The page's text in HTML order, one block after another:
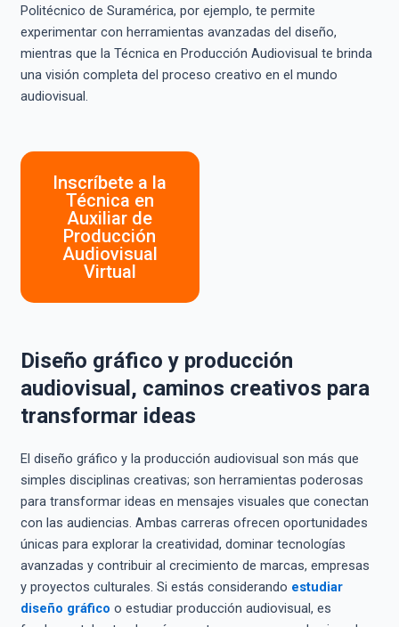
Politécnico de Suramérica, por ejemplo, te permite
experimentar con herramientas avanzadas del diseño,
mientras que la Técnica en Producción Audiovisual te brinda
una visión completa del proceso creativo en el mundo
audiovisual.
Inscríbete a la
Técnica en
Auxiliar de
Producción
Audiovisual
Virtual
Diseño gráfico y producción
audiovisual, caminos creativos para
transformar ideas
El diseño gráfico y la producción audiovisual son más que
simples disciplinas creativas; son herramientas poderosas
para transformar ideas en mensajes visuales que conectan
con las audiencias. Ambas carreras ofrecen oportunidades
únicas para explorar la creatividad, dominar tecnologías
avanzadas y contribuir al crecimiento de marcas, empresas
y proyectos culturales. Si estás considerando estudiar
diseño gráfico o estudiar producción audiovisual, es